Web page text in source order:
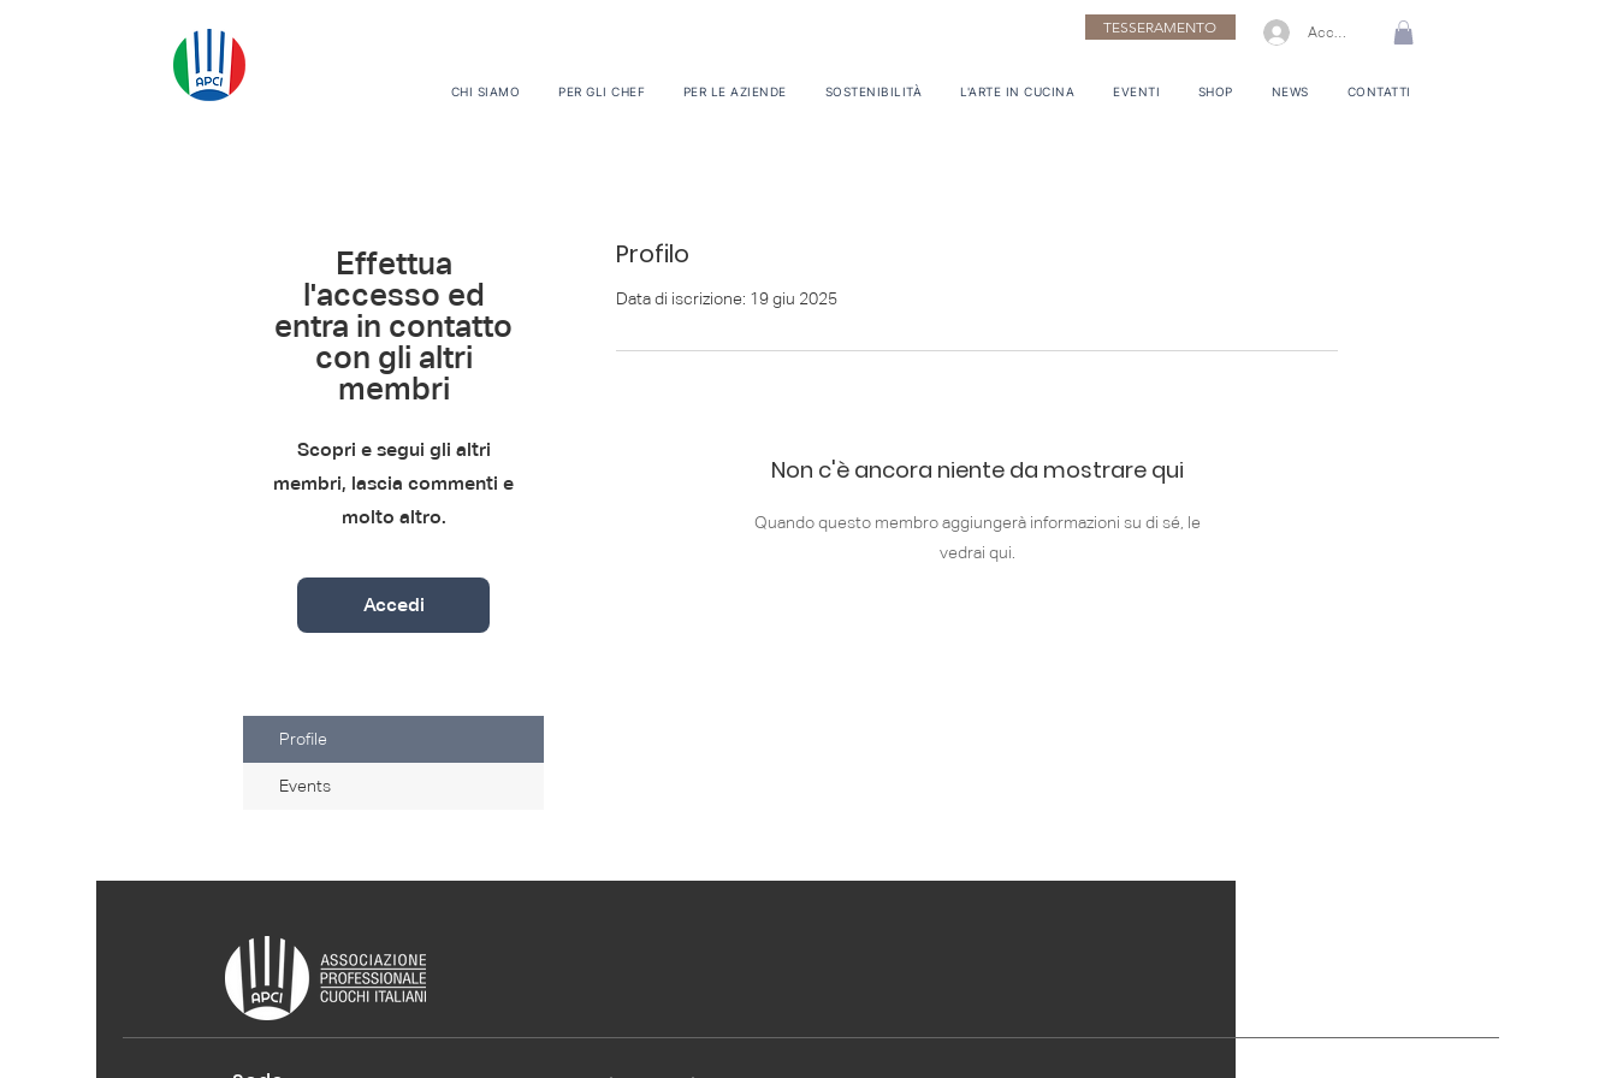
TESSERAMENTO Accedi
CHI SIAMO PER GLI CHEF PER LE AZIENDE SOSTENIBILITÀ L'ARTE IN CUCINA EVENTI SHOP NEWS CONTATTI
Profilo
Data di iscrizione: 19 giu 2025
Non c'è ancora niente da mostrare qui
Quando questo membro aggiungerà informazioni su di sé, le
vedrai qui.
Effettua
l'accesso ed
entra in contatto
con gli altri
membri
Scopri e segui gli altri
membri, lascia commenti e
molto altro.
Accedi
Profile
Events